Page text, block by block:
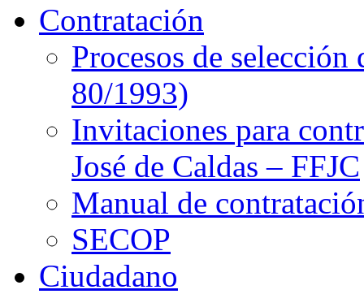
Contratación
Procesos de
80/1993)
Invitaciones para
José de Caldas – FFJC
Manual de
SECOP
Ciudadano